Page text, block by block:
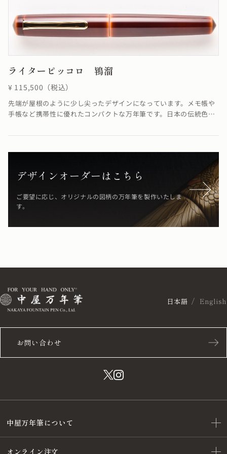
ライターピッコロ 鴇溜
¥ 115,500（税込）
先端が屋根のように少し尖ったデザインになっています。メモ帳や
手帳など携帯性に優れたコンパクトな万年筆です。日本の伝統色で
し、柔らかさを感じる仕上がりになっています。鴇溜の「溜塗り」
デザインオーダーはこちら
ご要望に応じ、オリジナルの図柄の万年筆を製作いたしま
す。
お問い合わせ
日本語 English
中屋万年筆について
オンライン注文